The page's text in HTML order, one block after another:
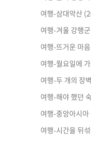
여행-삼대악산
여행-겨울 강행
여행-뜨거운 마
여행-월요일에
여행-두 개의 장
여행-해야 했던
여행-중앙아시
여행-시간을 뒤